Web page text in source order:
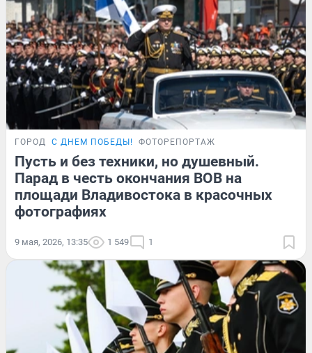
ГОРОД С ДНЕМ ПОБЕДЫ! ФОТОРЕПОРТАЖ
Пусть и без техники, но душевный.
Парад в честь окончания ВОВ на
площади Владивостока в красочных
фотографиях
9 мая, 2026, 13:35 1 549 1